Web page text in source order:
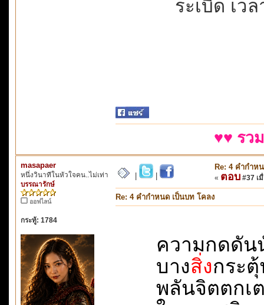
ระเบิด เว
♥♥ รว
masapaer
หนึ่งวินาทีในหัวใจคน..ไม่เท่า
บรรณารักษ์
ออฟไลน์
กระทู้: 1784
Re: 4 คำกำห
« ตอบ #37 เ
Re: 4 คำกำหนด เป็นบท โคลง
ความกดดัน
บางสิ่งกระตุ้
พลันจิตตกเ